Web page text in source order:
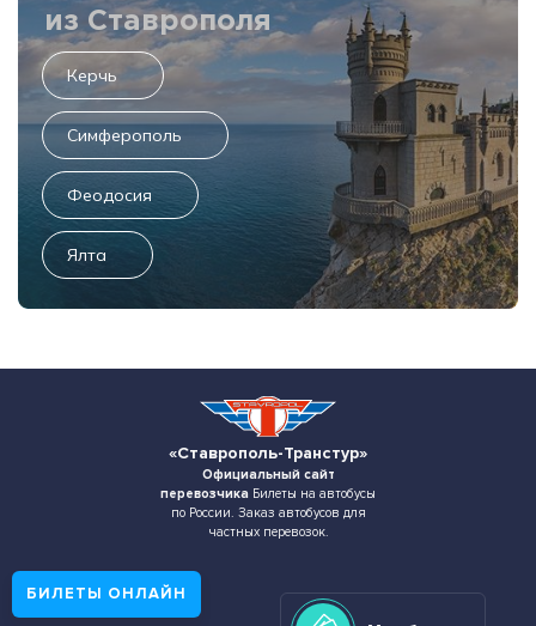
из Ставрополя
Керчь
Симферополь
Феодосия
Ялта
«Ставрополь-Транстур»
Официальный сайт
перевозчика Билеты на автобусы
по России. Заказ автобусов для
частных перевозок.
БИЛЕТЫ ОНЛАЙН